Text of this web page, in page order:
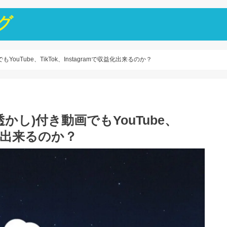
YouTube、TikTok、Instagramで収益化出来るのか？
し)付き動画でもYouTube、
来るのか？